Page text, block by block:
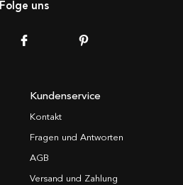
Folge uns
Kundenservice
Kontakt
Fragen und Antworten
AGB
Versand und Zahlung